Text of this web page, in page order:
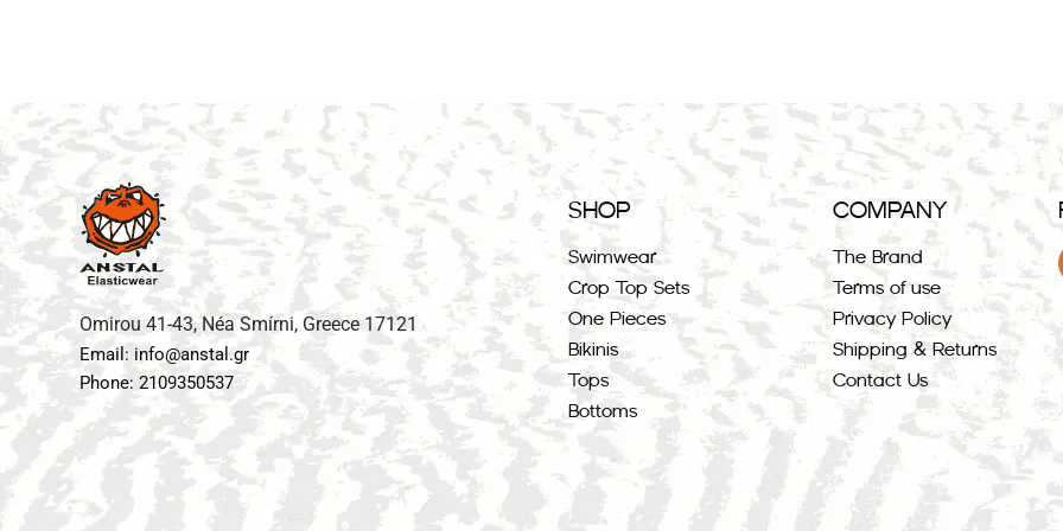
Omirou 41-43, Néa Smírni, Greece 17121
Email: info@anstal.gr
Phone: 2109350537
SHOP
Swimwear
Crop Top Sets
One Pieces
Bikinis
Tops
Bottoms
COMPANY
The Brand
Terms of use
Privacy Policy
Shipping & Returns
Contact Us